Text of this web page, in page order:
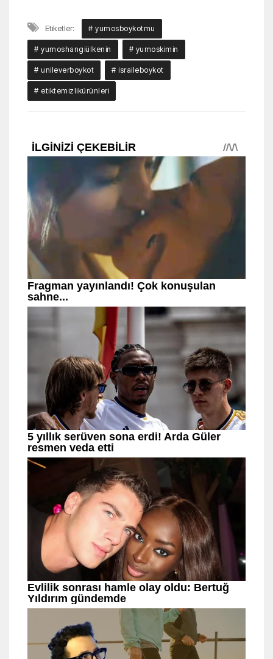
Etiketler: # yumosboykotmu
# yumoshangiülkenin # yumoskimin
# unileverboykot # israileboykot
# etiktemizlikürünleri